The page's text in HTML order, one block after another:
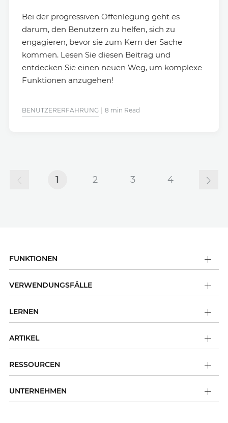
Bei der progressiven Offenlegung geht es
darum, den Benutzern zu helfen, sich zu
engagieren, bevor sie zum Kern der Sache
kommen. Lesen Sie diesen Beitrag und
entdecken Sie einen neuen Weg, um komplexe
Funktionen anzugehen!
BENUTZERERFAHRUNG 8 min Read
1 2 3 4
FUNKTIONEN
VERWENDUNGSFÄLLE
LERNEN
ARTIKEL
RESSOURCEN
UNTERNEHMEN